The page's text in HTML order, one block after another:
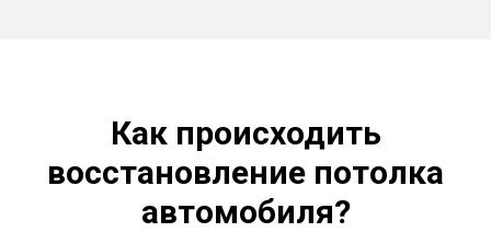
Как происходить
восстановление потолка
автомобиля?